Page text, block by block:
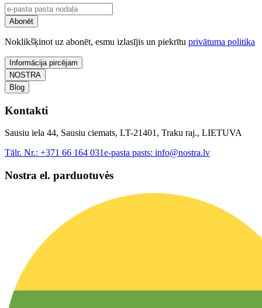
Abonēt
Noklikšķinot uz abonēt, esmu izlasījis un piekrītu privātuma politika
Informācija pircējam
NOSTRA
Blog
Kontakti
Sausiu iela 44, Sausiu ciemats, LT-21401, Traku raj., LIETUVA
Tālr. Nr.: +371 66 164 031e-pasta pasts: info@nostra.lv
Nostra el. parduotuvės